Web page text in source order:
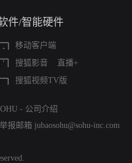
件/智能硬件
移动客户端
搜狐影音
直播+
搜狐视频TV版
- 公司介绍
举报邮箱 jubaosohu@sohu-inc.com